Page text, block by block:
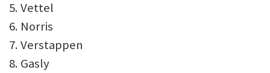
5. Vettel
6. Norris
7. Verstappen
8. Gasly